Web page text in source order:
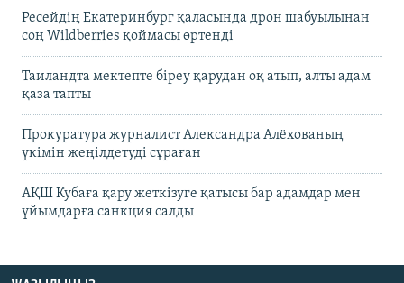
Ресейдің Екатеринбург қаласында дрон шабуылынан
соң Wildberries қоймасы өртенді
Таиландта мектепте біреу қарудан оқ атып, алты адам
қаза тапты
Прокуратура журналист Александра Алёхованың
үкімін жеңілдетуді сұраған
АҚШ Кубаға қару жеткізуге қатысы бар адамдар мен
ұйымдарға санкция салды